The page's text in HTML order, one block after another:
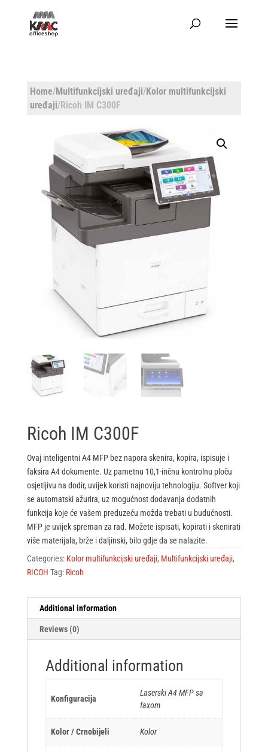
Home/Multifunkcijski uređaji/Kolor multifunkcijski
uređaji/Ricoh IM C300F
Ricoh IM C300F
Ovaj inteligentni A4 MFP bez napora skenira, kopira, ispisuje i
faksira A4 dokumente. Uz pametnu 10,1-inčnu kontrolnu ploču
osjetljivu na dodir, uvijek koristi najnoviju tehnologiju. Softver koji
se automatski ažurira, uz mogućnost dodavanja dodatnih
funkcija koje će vašem preduzeću možda trebati u budućnosti.
MFP je uvijek spreman za rad. Možete ispisati, kopirati i skenirati
više materijala, brže i daljinski, bilo gdje da se nalazite.
Categories: Kolor multifunkcijski uređaji, Multifunkcijski uređaji,
RICOH Tag: Ricoh
Additional information
Reviews (0)
Additional information
Konfiguracija
Laserski A4 MFP sa
faxom
Kolor / Crnobijeli Kolor